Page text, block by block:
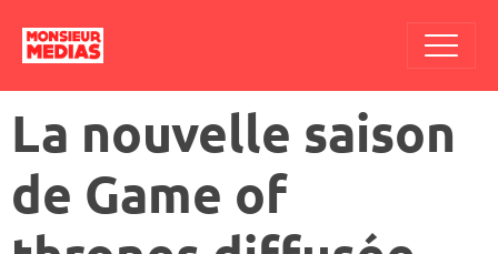
La nouvelle saison
de Game of